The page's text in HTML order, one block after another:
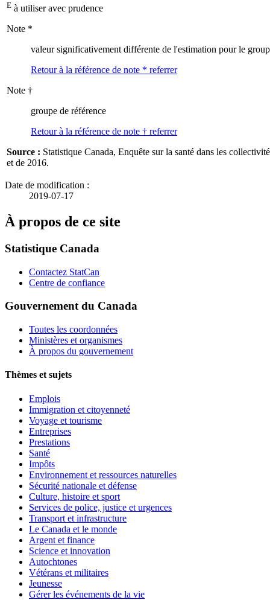
E à utiliser avec prudence
Note *
valeur significativement différente de l'estimation pour le
Retour à la référence de note * referrer
Note †
groupe de référence
Retour à la référence de note † referrer
Source : Statistique Canada, Enquête sur la santé dans les
et de 2016.
Date de modification :
2019-07-17
À propos de ce site
Statistique Canada
Contactez StatCan
Centre de confiance
Gouvernement du Canada
Toutes les coordonnées
Ministères et organismes
À propos du gouvernement
Thèmes et sujets
Emplois
Immigration et citoyenneté
Voyage et tourisme
Entreprises
Prestations
Santé
Impôts
Environnement et ressources naturelles
Sécurité nationale et défense
Culture, histoire et sport
Services de police, justice et urgences
Transport et infrastructure
Le Canada et le monde
Argent et finance
Science et innovation
Autochtones
Vétérans et militaires
Jeunesse
Gérer les événements de la vie